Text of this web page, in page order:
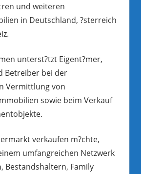
und weiteren
in Deutschland, ?sterreich
unterst?tzt Eigent?mer,
Betreiber bei der
Vermittlung von
sowie beim Verkauf
verkaufen m?chte,
umfangreichen Netzwerk
Bestandshaltern, Family